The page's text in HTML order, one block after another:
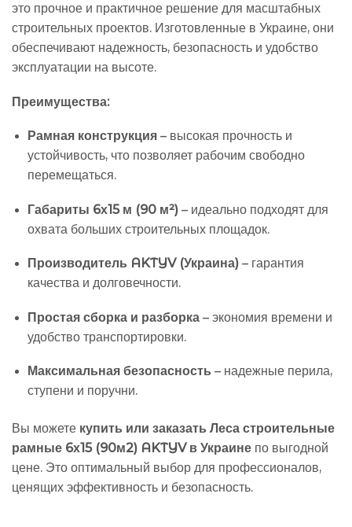
это прочное и практичное решение для масштабных
строительных проектов. Изготовленные в Украине, они
обеспечивают надежность, безопасность и удобство
эксплуатации на высоте.
Преимущества:
Рамная конструкция – высокая прочность и
устойчивость, что позволяет рабочим свободно
перемещаться.
Габариты 6х15 м (90 м²) – идеально подходят для
охвата больших строительных площадок.
Производитель AKTYV (Украина) – гарантия
качества и долговечности.
Простая сборка и разборка – экономия времени и
удобство транспортировки.
Максимальная безопасность – надежные перила,
ступени и поручни.
Вы можете купить или заказать Леса строительные
рамные 6х15 (90м2) AKTYV в Украине по выгодной
цене. Это оптимальный выбор для профессионалов,
ценящих эффективность и безопасность.